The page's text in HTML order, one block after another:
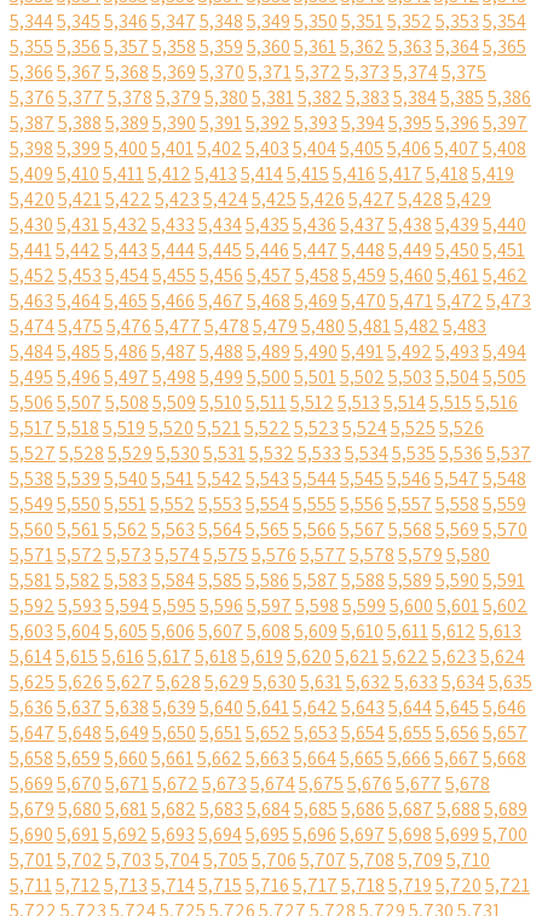
5,3445,3455,3465,3475,3485,3495,3505,3515,3525,3535,354
5,3555,3565,3575,3585,3595,3605,3615,3625,3635,3645,365
5,3665,3675,3685,3695,3705,3715,3725,3735,3745,375
5,3765,3775,3785,3795,3805,3815,3825,3835,3845,3855,386
5,3875,3885,3895,3905,3915,3925,3935,3945,3955,3965,397
5,3985,3995,4005,4015,4025,4035,4045,4055,4065,4075,408
5,4095,4105,4115,4125,4135,4145,4155,4165,4175,4185,419
5,4205,4215,4225,4235,4245,4255,4265,4275,4285,429
5,4305,4315,4325,4335,4345,4355,4365,4375,4385,4395,440
5,4415,4425,4435,4445,4455,4465,4475,4485,4495,4505,451
5,4525,4535,4545,4555,4565,4575,4585,4595,4605,4615,462
5,4635,4645,4655,4665,4675,4685,4695,4705,4715,4725,473
5,4745,4755,4765,4775,4785,4795,4805,4815,4825,483
5,4845,4855,4865,4875,4885,4895,4905,4915,4925,4935,494
5,4955,4965,4975,4985,4995,5005,5015,5025,5035,5045,505
5,5065,5075,5085,5095,5105,5115,5125,5135,5145,5155,516
5,5175,5185,5195,5205,5215,5225,5235,5245,5255,526
5,5275,5285,5295,5305,5315,5325,5335,5345,5355,5365,537
5,5385,5395,5405,5415,5425,5435,5445,5455,5465,5475,548
5,5495,5505,5515,5525,5535,5545,5555,5565,5575,5585,559
5,5605,5615,5625,5635,5645,5655,5665,5675,5685,5695,570
5,5715,5725,5735,5745,5755,5765,5775,5785,5795,580
5,5815,5825,5835,5845,5855,5865,5875,5885,5895,5905,591
5,5925,5935,5945,5955,5965,5975,5985,5995,6005,6015,602
5,6035,6045,6055,6065,6075,6085,6095,6105,6115,6125,613
5,6145,6155,6165,6175,6185,6195,6205,6215,6225,6235,624
5,6255,6265,6275,6285,6295,6305,6315,6325,6335,6345,635
5,6365,6375,6385,6395,6405,6415,6425,6435,6445,6455,646
5,6475,6485,6495,6505,6515,6525,6535,6545,6555,6565,657
5,6585,6595,6605,6615,6625,6635,6645,6655,6665,6675,668
5,6695,6705,6715,6725,6735,6745,6755,6765,6775,678
5,6795,6805,6815,6825,6835,6845,6855,6865,6875,6885,689
5,6905,6915,6925,6935,6945,6955,6965,6975,6985,6995,700
5,7015,7025,7035,7045,7055,7065,7075,7085,7095,710
5,7115,7125,7135,7145,7155,7165,7175,7185,7195,7205,721